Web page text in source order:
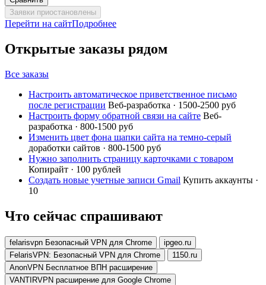
Заявки приостановлены
Перейти на сайтПодробнее
Открытые заказы рядом
Все заказы
Настроить автоматическое приветственное письмо
после регистрации Веб-разработка · 1500-2500 руб
Настроить форму обратной связи на сайте Веб-
разработка · 800-1500 руб
Изменить цвет фона шапки сайта на темно-серый
доработки сайтов · 800-1500 руб
Нужно заполнить страницу карточками с товаром
Копирайт · 100 рублей
Создать новые учетные записи Gmail Купить аккаунты ·
10
Что сейчас спрашивают
felarisvpn Безопасный VPN для Chrome
ipgeo.ru
FelarisVPN: Безопасный VPN для Chrome
1150.ru
AnonVPN Бесплатное ВПН расширение
VANTIRVPN расширение для Google Chrome